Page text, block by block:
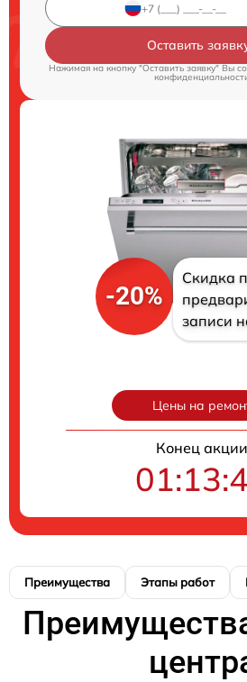
Оставить
Нажимая на кнопку "Оставить заявку" Вы
-20%
Скидка
записи
Цены на
Конец акции
Преимущества Этапы работ